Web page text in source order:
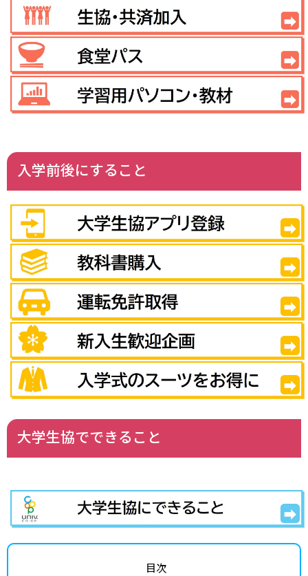
入学前後にすること
大学生協でできること
目次